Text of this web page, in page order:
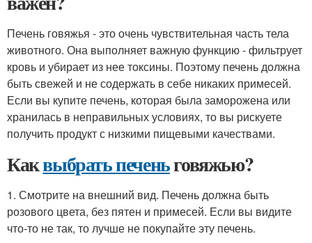
Печень говяжья - это очень чувствительная часть тела
животного. Она выполняет важную функцию - фильтрует
кровь и убирает из нее токсины. Поэтому печень должна
быть свежей и не содержать в себе никаких примесей.
Если вы купите печень, которая была заморожена или
хранилась в неправильных условиях, то вы рискуете
получить продукт с низкими пищевыми качествами.
Каквыбрать печеньговяжью?
1. Смотрите на внешний вид. Печень должна быть
розового цвета, без пятен и примесей. Если вы видите
что-то не так, то лучше не покупайте эту печень.